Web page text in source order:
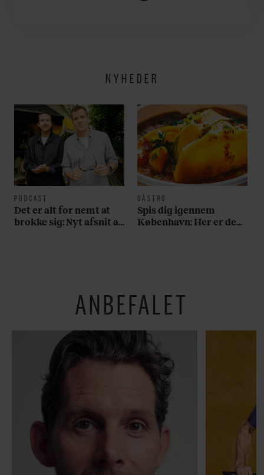
NYHEDER
PODCAST
Det er alt for nemt at
brokke sig: Nyt afsnit af
GASTRO
Spis dig igennem
København: Her er de
ANBEFALET